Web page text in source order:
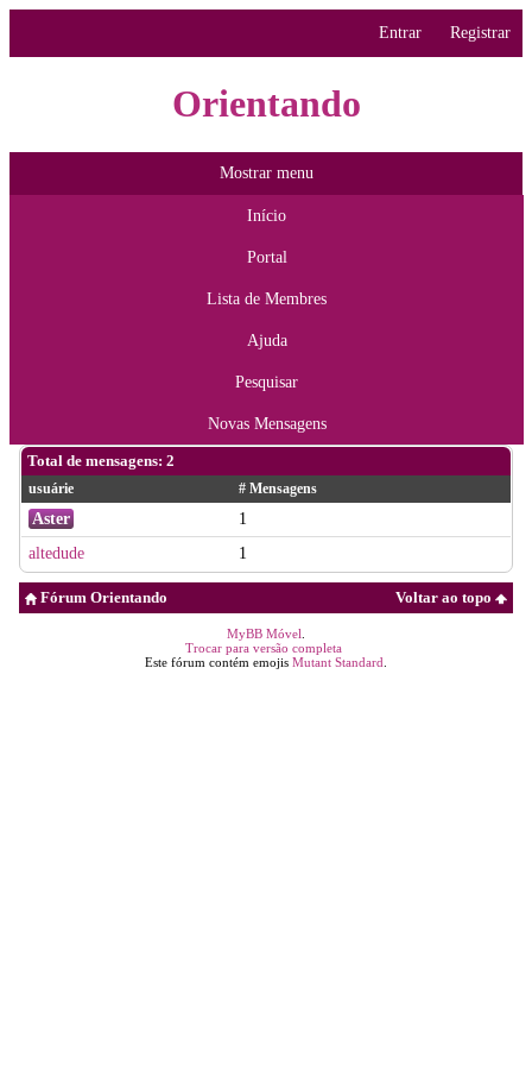
Entrar Registrar
Orientando
Mostrar menu
Início
Portal
Lista de Membres
Ajuda
Pesquisar
Novas Mensagens
Total de mensagens: 2
usuárie # Mensagens
Aster
1
altedude
1
Voltar ao topo
Fórum Orientando
MyBB Móvel
Trocar para versão completa
Este fórum contém emojis Mutant Standard